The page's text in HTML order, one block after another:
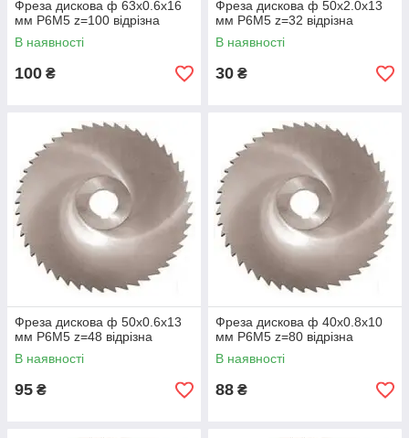
Фреза дискова ф 63х0.6х16
мм Р6М5 z=100 відрізна
В наявності
100 ₴
Фреза дискова ф 50х2.0х13
мм Р6М5 z=32 відрізна
В наявності
30 ₴
Фреза дискова ф 50х0.6х13
мм Р6М5 z=48 відрізна
В наявності
95 ₴
Фреза дискова ф 40х0.8х10
мм Р6М5 z=80 відрізна
В наявності
88 ₴